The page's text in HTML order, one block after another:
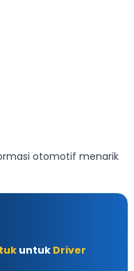
otomotif menarik
untuk Driver